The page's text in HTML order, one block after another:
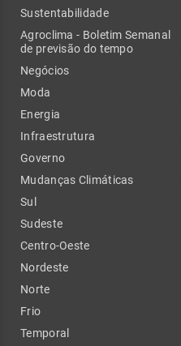
Sustentabilidade
Agroclima - Boletim Semanal
de previsão do tempo
Negócios
Moda
Energia
Infraestrutura
Governo
Mudanças Climáticas
Sul
Sudeste
Centro-Oeste
Nordeste
Norte
Frio
Temporal